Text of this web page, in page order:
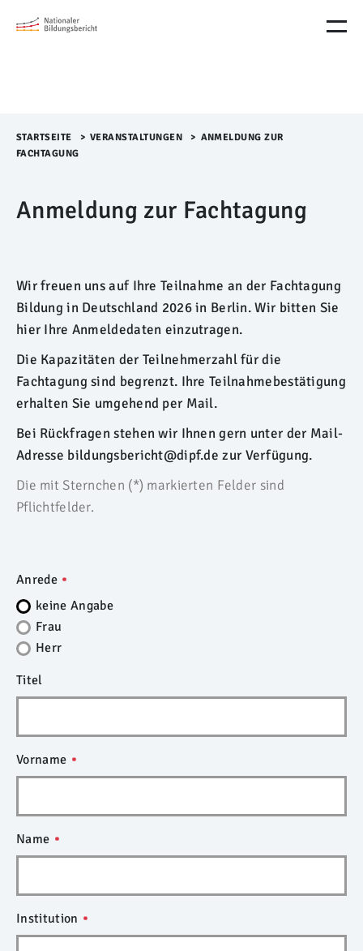
STARTSEITE >​ VERANSTALTUNGEN >​ ANMELDUNG ZUR
FACHTAGUNG
Anmeldung zur Fachtagung
Wir freuen uns auf Ihre Teilnahme an der Fachtagung
Bildung in Deutschland 2026 in Berlin. Wir bitten Sie
hier Ihre Anmeldedaten einzutragen.
Die Kapazitäten der Teilnehmerzahl für die
Fachtagung sind begrenzt. Ihre Teilnahmebestätigung
erhalten Sie umgehend per Mail.
Bei Rückfragen stehen wir Ihnen gern unter der Mail-
Adresse bildungsbericht@dipf.de zur Verfügung.
Die mit Sternchen (*) markierten Felder sind
Pflichtfelder.
Anrede
keine Angabe
Frau
Herr
Titel
Vorname
Name
Institution